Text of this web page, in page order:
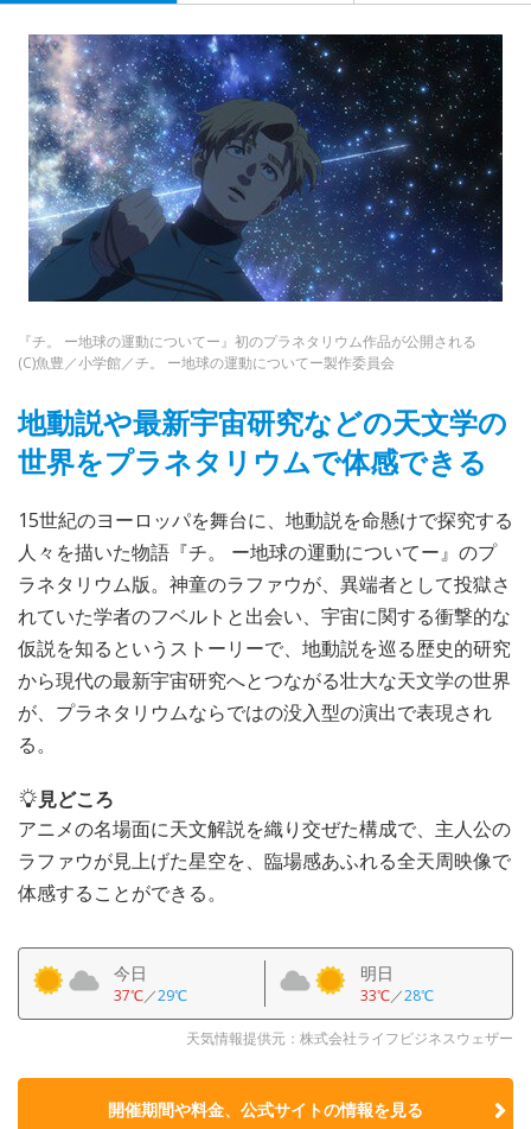
『チ。 ー地球の運動についてー』初のプラネタリウム作品が公開される
(C)魚豊／小学館／チ。 ー地球の運動についてー製作委員会
地動説や最新宇宙研究などの天文学の
世界をプラネタリウムで体感できる
15世紀のヨーロッパを舞台に、地動説を命懸けで探究する
人々を描いた物語『チ。 ー地球の運動についてー』のプ
ラネタリウム版。神童のラファウが、異端者として投獄さ
れていた学者のフベルトと出会い、宇宙に関する衝撃的な
仮説を知るというストーリーで、地動説を巡る歴史的研究
から現代の最新宇宙研究へとつながる壮大な天文学の世界
が、プラネタリウムならではの没入型の演出で表現され
る。
見どころ
アニメの名場面に天文解説を織り交ぜた構成で、主人公の
ラファウが見上げた星空を、臨場感あふれる全天周映像で
体感することができる。
今日
37℃／29℃
明日
33℃／28℃
天気情報提供元：株式会社ライフビジネスウェザー
開催期間や料金、公式サイトの情報を見る